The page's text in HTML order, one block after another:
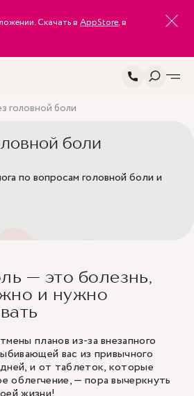
Скачать в AppStore, в
головной боли
боли
по вопросам головной боли и
— это болезнь,
и нужно
планов из-за внезапного
вас из привычного
и от таблеток, которые
облегчение, — пора вычеркнуть